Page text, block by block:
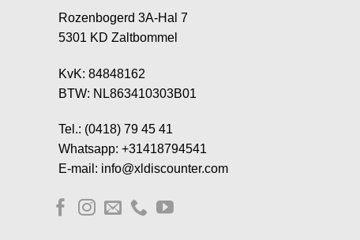
Rozenbogerd 3A-Hal 7
5301 KD Zaltbommel
KvK: 84848162
BTW: NL863410303B01
Tel.: (0418) 79 45 41
Whatsapp: +31418794541
E-mail: info@xldiscounter.com